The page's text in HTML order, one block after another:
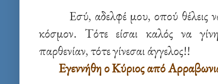
Εσύ, αδελφέ μου, οπού θέλεις
κόσμον. Τότε είσαι καλός να
παρθενίαν, τότε γίνεσαι άγγελος!!
Εγεννήθη ο Κύριος από